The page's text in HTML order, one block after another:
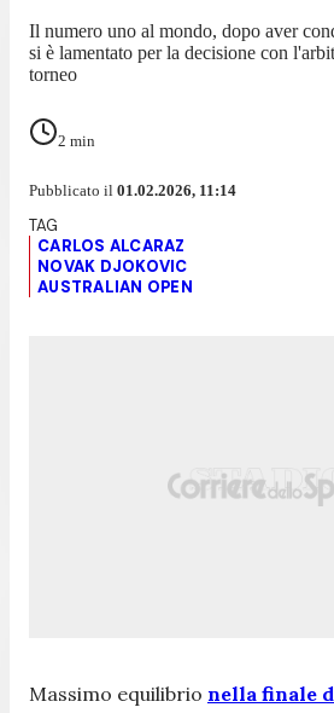
Il numero uno al mondo, dopo aver
si è lamentato per la decisione con
torneo
2 min
Pubblicato il 01.02.2026, 11:14
CARLOS ALCARAZ
NOVAK DJOKOVIC
AUSTRALIAN OPEN
Massimo equilibrio nella finale